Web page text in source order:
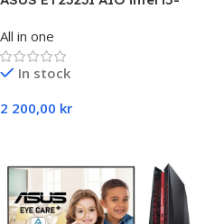
HDD,23”
All in one
In stock
2 200,00 kr